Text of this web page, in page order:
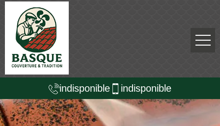
indisponible indisponible